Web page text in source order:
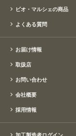
ビオ・マルシェの商品
よくある質問
お届け情報
取扱店
お問い合わせ
会社概要
採用情報